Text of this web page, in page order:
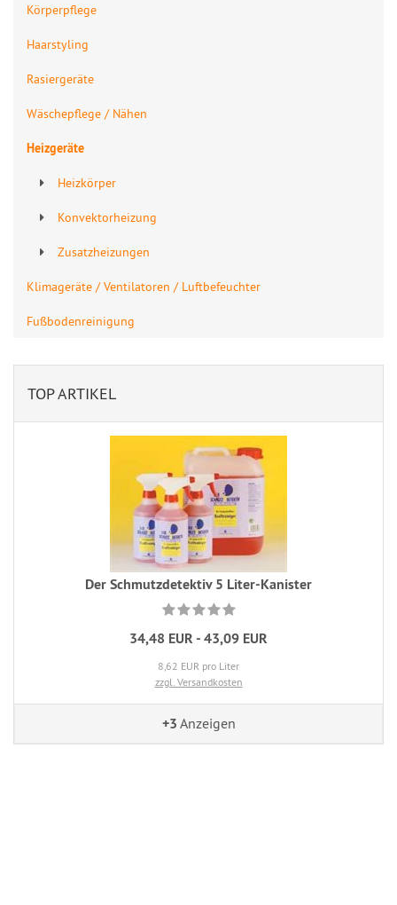
Körperpflege
Haarstyling
Rasiergeräte
Wäschepflege / Nähen
Heizgeräte
Heizkörper
Konvektorheizung
Zusatzheizungen
Klimageräte / Ventilatoren / Luftbefeuchter
Fußbodenreinigung
TOP ARTIKEL
Der Schmutzdetektiv 5 Liter-Kanister
34,48 EUR - 43,09 EUR
8,62 EUR pro Liter
zzgl. Versandkosten
+3 Anzeigen